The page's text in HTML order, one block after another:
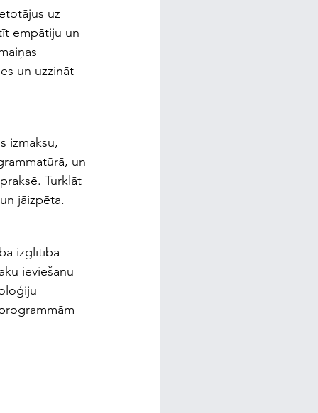
uz
empātiju un
un uzzināt
izmaksu,
un
Turklāt
jāizpēta.
izglītībā
ieviešanu